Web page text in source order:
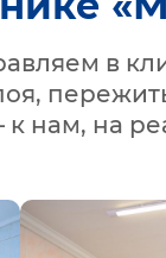
в
нам, на